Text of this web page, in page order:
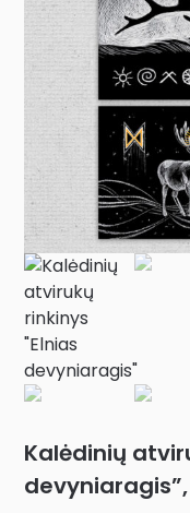
Kalėdinių